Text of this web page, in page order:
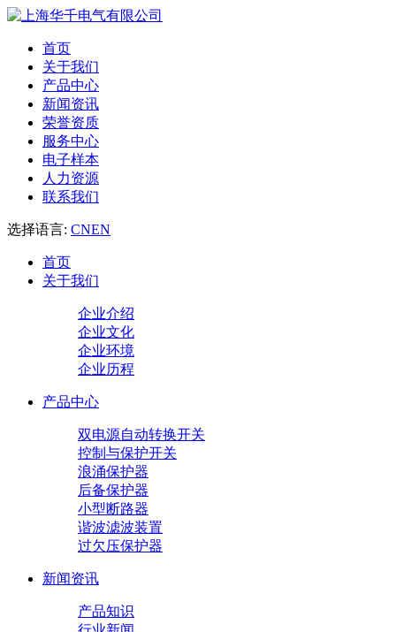
首页
关于我们
产品中心
新闻资讯
荣誉资质
服务中心
电子样本
人力资源
联系我们
选择语言: CNEN
首页
关于我们
企业介绍
企业文化
企业环境
企业历程
产品中心
双电源自动转换开关
控制与保护开关
浪涌保护器
后备保护器
小型断路器
谐波滤波装置
过欠压保护器
新闻资讯
产品知识